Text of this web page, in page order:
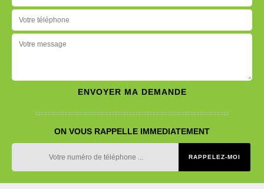
ON VOUS RAPPELLE IMMEDIATEMENT